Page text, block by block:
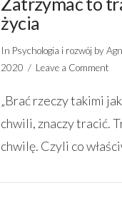
życia
In Psychologia i rozwój by
2020
Leave a Comment
„Brać rzeczy takimi
chwili, znaczy tracić.
chwilę. Czyli co